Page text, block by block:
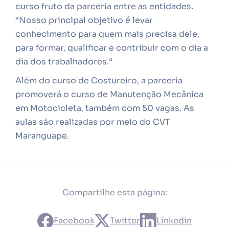
curso fruto da parceria entre as entidades.
“Nosso principal objetivo é levar
conhecimento para quem mais precisa dele,
para formar, qualificar e contribuir com o dia a
dia dos trabalhadores.”
Além do curso de Costureiro, a parceria
promoverá o curso de Manutenção Mecânica
em Motocicleta, também com 50 vagas. As
aulas são realizadas por meio do CVT
Maranguape.
Compartilhe esta página:
Facebook Twitter
Linkedin